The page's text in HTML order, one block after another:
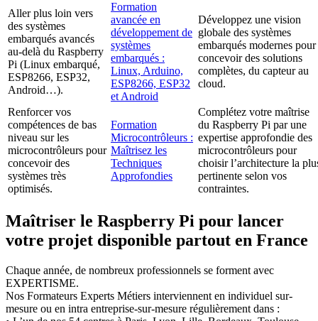
Aller plus loin vers
des systèmes
embarqués avancés
au-delà du Raspberry
Pi (Linux embarqué,
ESP8266, ESP32,
Android…).
Formation
avancée en
développement de
systèmes
embarqués :
Linux, Arduino,
ESP8266, ESP32
et Android
Développez une vision
globale des systèmes
embarqués modernes pour
concevoir des solutions
complètes, du capteur au
cloud.
Renforcer vos
compétences de bas
niveau sur les
microcontrôleurs pour
concevoir des
systèmes très
optimisés.
Formation
Microcontrôleurs :
Maîtrisez les
Techniques
Approfondies
Complétez votre maîtrise
du Raspberry Pi par une
expertise approfondie des
microcontrôleurs pour
choisir l’architecture la
pertinente selon vos
contraintes.
Maîtriser le Raspberry Pi pour lancer
votre projet disponible partout en France
Chaque année, de nombreux professionnels se forment avec
EXPERTISME.
Nos Formateurs Experts Métiers interviennent en individuel sur-
mesure ou en intra entreprise-sur-mesure régulièrement dans :